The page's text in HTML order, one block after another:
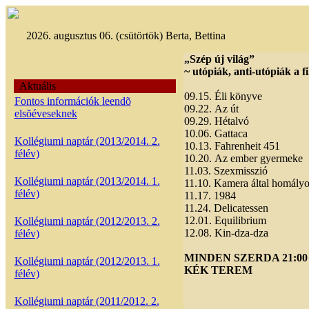
2026. augusztus 06. (csütörtök) Berta, Bettina
Aktuális
Fontos információk leendõ
elsõéveseknek
Kollégiumi naptár (2013/2014. 2.
félév)
Kollégiumi naptár (2013/2014. 1.
félév)
Kollégiumi naptár (2012/2013. 2.
félév)
Kollégiumi naptár (2012/2013. 1.
félév)
Kollégiumi naptár (2011/2012. 2.
„Szép új világ”
~ utópiák, anti-utópiák a
09.15. Éli könyve
09.22. Az út
09.29. Hétalvó
10.06. Gattaca
10.13. Fahrenheit 451
10.20. Az ember gyermeke
11.03. Szexmisszió
11.10. Kamera által
11.17. 1984
11.24. Delicatessen
12.01. Equilibrium
12.08. Kin-dza-dza
MINDEN SZERDA 21:00
KÉK TEREM